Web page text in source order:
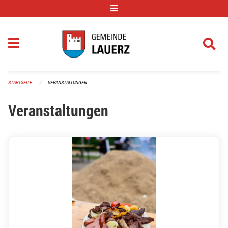
STARTSEITE VERANSTALTUNGEN
Veranstaltungen